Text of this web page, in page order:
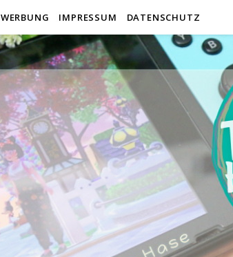
WERBUNG IMPRESSUM DATENSCHUTZ